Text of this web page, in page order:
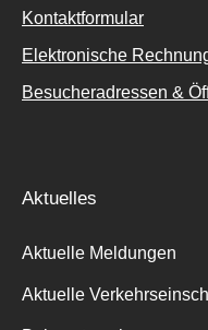
Kontaktformular
Elektronische
Besucheradressen &
Aktuelles
Aktuelle Meldungen
Aktuelle